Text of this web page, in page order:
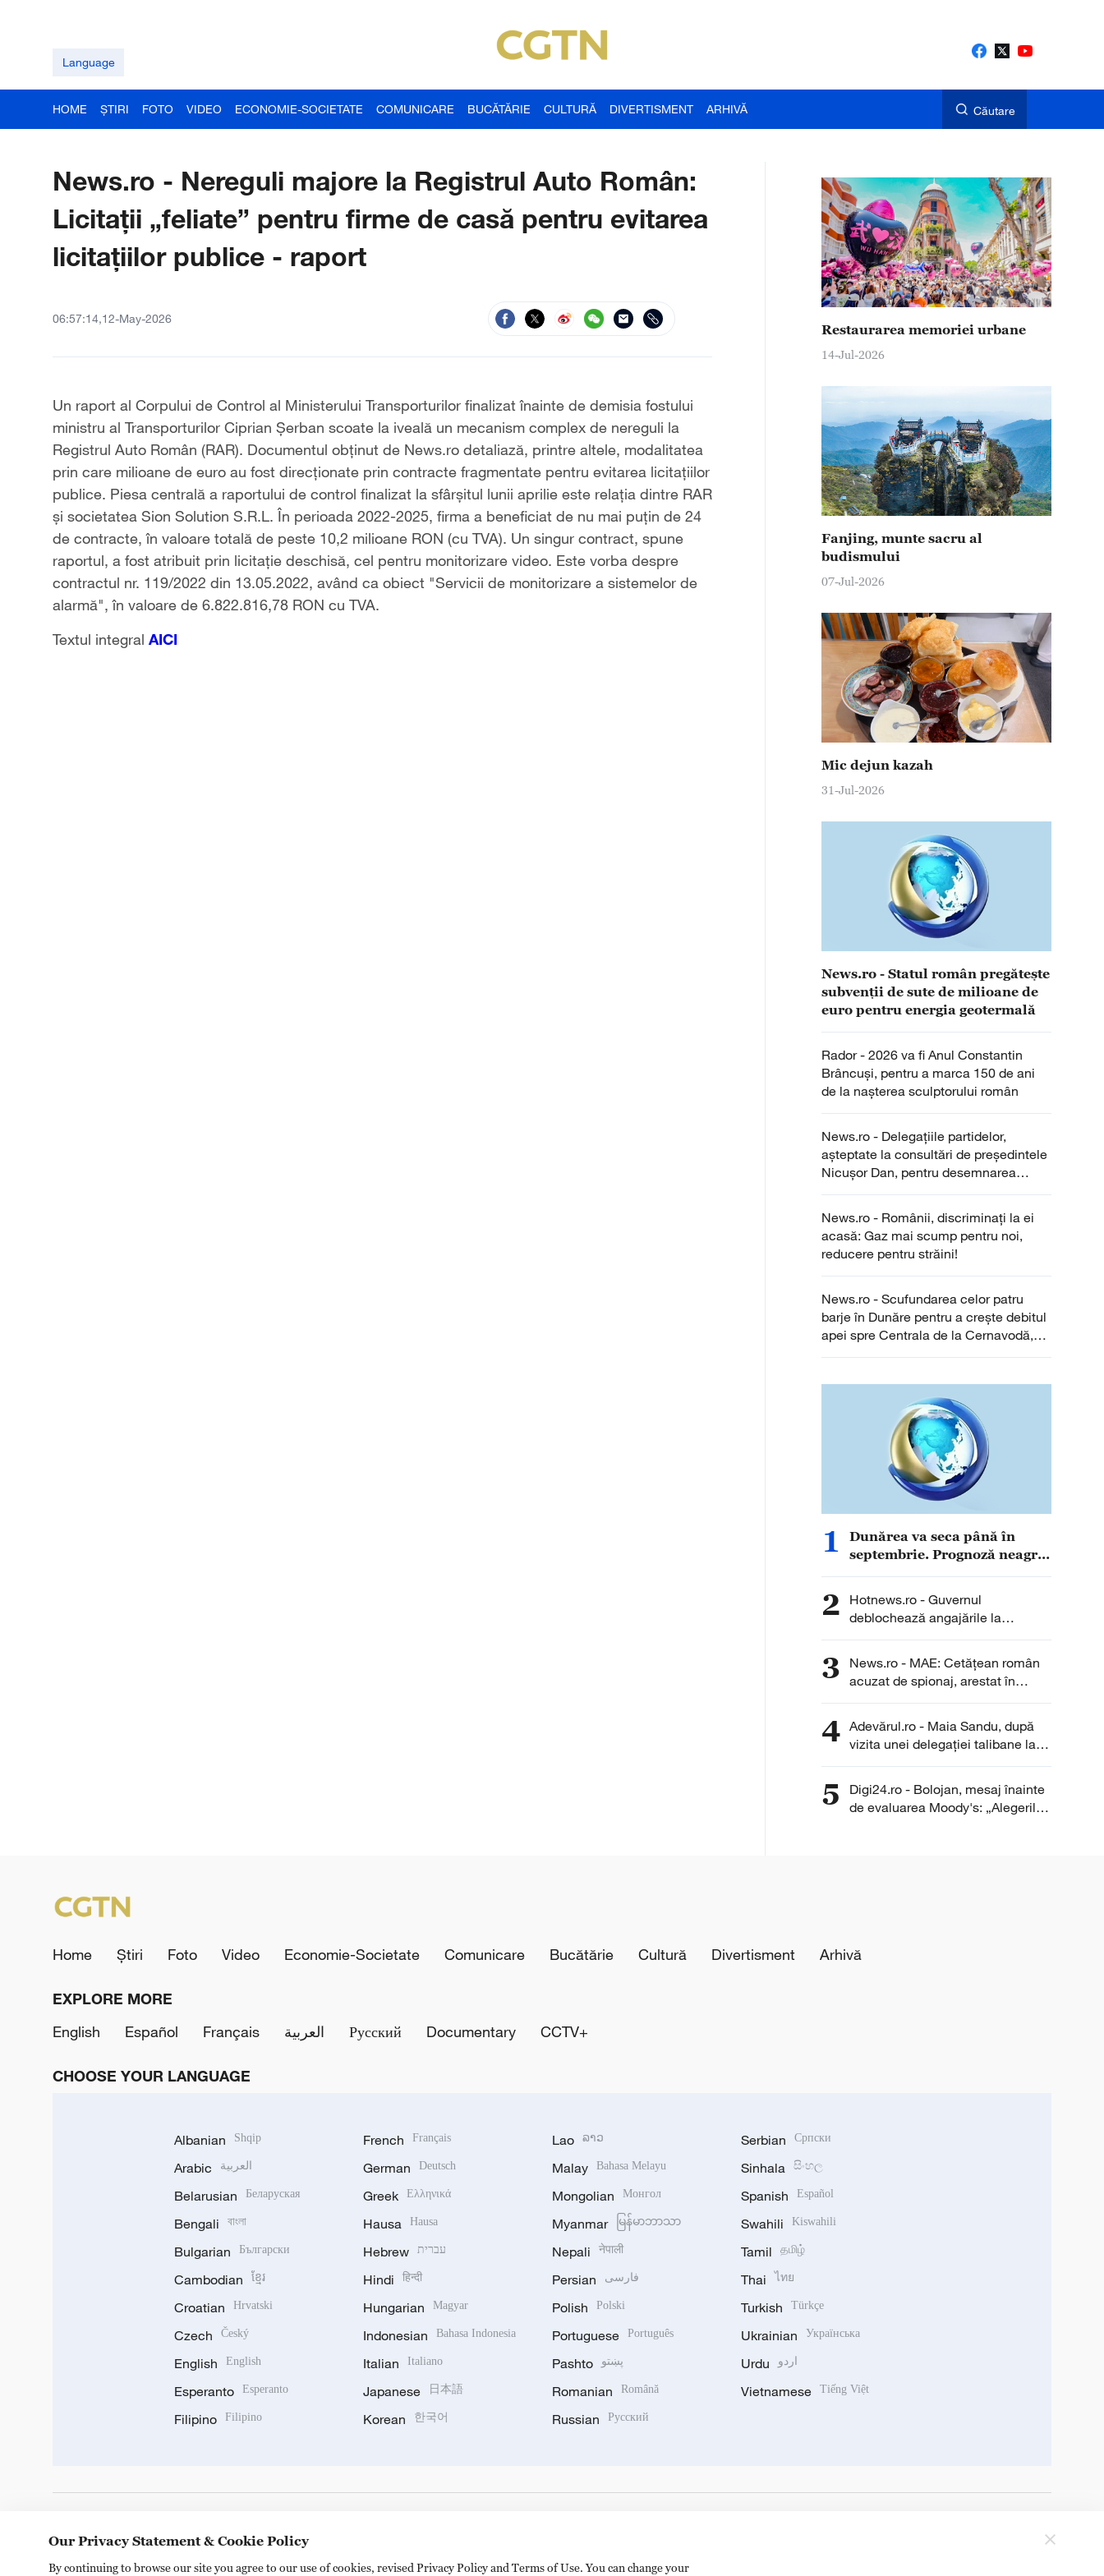
Language
HOME ȘTIRI FOTO VIDEO ECONOMIE-SOCIETATE COMUNICARE BUCĂTĂRIE CULTURĂ DIVERTISMENT ARHIVĂ Căutare
News.ro - Nereguli majore la Registrul Auto Român:
Licitaţii „feliate” pentru firme de casă pentru evitarea
licitaţiilor publice - raport
06:57:14,12-May-2026
Un raport al Corpului de Control al Ministerului Transporturilor finalizat înainte de demisia fostului
ministru al Transporturilor Ciprian Şerban scoate la iveală un mecanism complex de nereguli la
Registrul Auto Român (RAR). Documentul obţinut de News.ro detaliază, printre altele, modalitatea
prin care milioane de euro au fost direcţionate prin contracte fragmentate pentru evitarea licitaţiilor
publice. Piesa centrală a raportului de control finalizat la sfârşitul lunii aprilie este relaţia dintre RAR
şi societatea Sion Solution S.R.L. În perioada 2022-2025, firma a beneficiat de nu mai puţin de 24
de contracte, în valoare totală de peste 10,2 milioane RON (cu TVA). Un singur contract, spune
raportul, a fost atribuit prin licitaţie deschisă, cel pentru monitorizare video. Este vorba despre
contractul nr. 119/2022 din 13.05.2022, având ca obiect "Servicii de monitorizare a sistemelor de
alarmă", în valoare de 6.822.816,78 RON cu TVA.
Textul integral AICI
Restaurarea memoriei urbane
14-Jul-2026
Fanjing, munte sacru al
budismului
07-Jul-2026
Mic dejun kazah
31-Jul-2026
News.ro - Statul român pregăteşte
subvenţii de sute de milioane de
euro pentru energia geotermală
Rador - 2026 va fi Anul Constantin
Brâncuși, pentru a marca 150 de ani
de la nașterea sculptorului român
News.ro - Delegaţiile partidelor,
aşteptate la consultări de preşedintele
Nicuşor Dan, pentru desemnarea
premierului
News.ro - Românii, discriminaţi la ei
acasă: Gaz mai scump pentru noi,
reducere pentru străini!
News.ro - Scufundarea celor patru
barje în Dunăre pentru a creşte debitul
apei spre Centrala de la Cernavodă,
amânată pentru joi
1
Dunărea va seca până în
septembrie. Prognoză neagră
2
Hotnews.ro - Guvernul
deblochează angajările la
Transgaz, Transelectrica și
posturi scoase la concurs
3
News.ro - MAE: Cetăţean român
acuzat de spionaj, arestat în
Germania/ Nu au fost înregistrate
din partea cetăţeanului sau a
familiei sale
4 Adevărul.ro - Maia Sandu, după
vizita unei delegației talibane la
Chișinău: „Este rușinos că
documentează”
5
Digi24.ro - Bolojan, mesaj înainte
de evaluarea Moody's: „Alegerile
Home Știri Foto Video Economie-Societate Comunicare Bucătărie Cultură Divertisment Arhivă
EXPLORE MORE
English
Español Français العربية Русский Documentary CCTV+
CHOOSE YOUR LANGUAGE
Albanian Shqip
Arabic العربية
Belarusian Беларуская
Bengali বাংলা
Bulgarian Български
Cambodian ខ្មែរ
Croatian Hrvatski
Czech Český
English English
Esperanto Esperanto
Filipino Filipino
French Français
German Deutsch
Greek Ελληνικά
Hausa Hausa
Hebrew עברית
Hindi हिन्दी
Hungarian Magyar
Indonesian Bahasa Indonesia
Italian Italiano
Japanese 日本語
Korean 한국어
Lao ລາວ
Malay Bahasa Melayu
Mongolian Монгол
Myanmar မြန်မာဘာသာ
Nepali नेपाली
Persian فارسی
Polish Polski
Portuguese Português
Pashto پښتو
Romanian Română
Russian Русский
Serbian Српски
Sinhala සිංහල
Spanish Español
Swahili Kiswahili
Tamil தமிழ்
Thai ไทย
Turkish Türkçe
Ukrainian Українська
Urdu اردو
Vietnamese Tiếng Việt
Our Privacy Statement & Cookie Policy
By continuing to browse our site you agree to our use of cookies, revised Privacy Policy and Terms of Use. You can change your